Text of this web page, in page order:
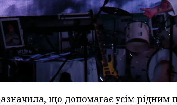
що допомагає усім рідним